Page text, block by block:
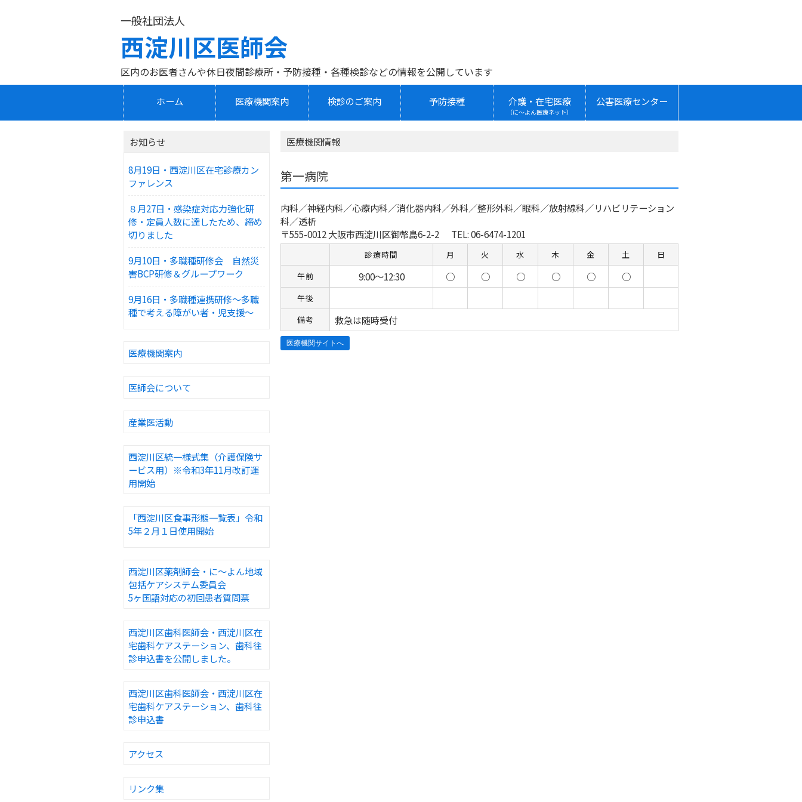
一般社団法人
西淀川区医師会
区内のお医者さんや休日夜間診療所・予防接種・各種検診などの情報を公開しています
ホーム 医療機関案内 検診のご案内 予防接種 介護・在宅医療
（に～よん医療ネット）
公害医療センター
医療機関情報
第一病院
内科／神経内科／心療内科／消化器内科／外科／整形外科／眼科／放射線科／リハビリテーション
科／透析
〒555-0012 大阪市西淀川区御幣島6-2-2
TEL: 06-6474-1201
診療時間 月 火 水 木 金 土
日
午前
9:00～12:30 ○ ○ ○ ○ ○ ○
午後
備考
救急は随時受付
お知らせ
8月19日・西淀川区在宅診療カン
ファレンス
８月27日・感染症対応力強化研
修・定員人数に達したため、締め
切りました
9月10日・多職種研修会 自然災
害BCP研修＆グループワーク
9月16日・多職種連携研修～多職
種で考える障がい者・児支援～
医療機関案内
医師会について
産業医活動
西淀川区統一様式集（介護保険サ
ービス用）※令和3年11月改訂運
用開始
「西淀川区食事形態一覧表」令和
5年２月１日使用開始
西淀川区薬剤師会・に〜よん地域
包括ケアシステム委員会
5ヶ国語対応の初回患者質問票
西淀川区歯科医師会・西淀川区在
宅歯科ケアステーション、歯科往
診申込書を公開しました。
西淀川区歯科医師会・西淀川区在
宅歯科ケアステーション、歯科往
診申込書
アクセス
リンク集